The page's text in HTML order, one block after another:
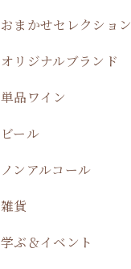
おまかせセレクション
オリジナルブランド
単品ワイン
ビール
ノンアルコール
雑貨
学ぶ＆イベント